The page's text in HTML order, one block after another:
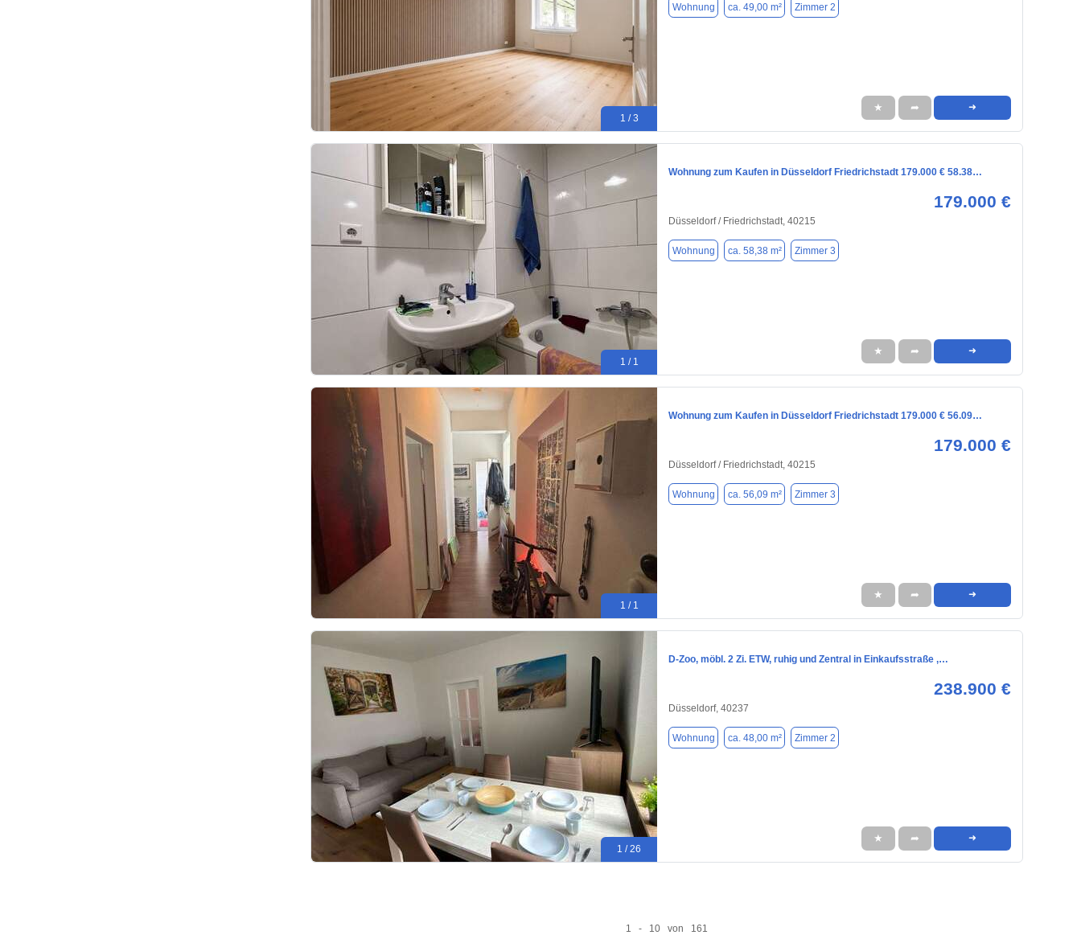
1 / 3
Wohnung ca. 49,00 m² Zimmer 2
★ ➦ ➜
1 / 1
Wohnung zum Kaufen in Düsseldorf Friedrichstadt 179.000 € 58.38…
179.000 €
Düsseldorf / Friedrichstadt, 40215
Wohnung ca. 58,38 m² Zimmer 3
★ ➦ ➜
1 / 1
Wohnung zum Kaufen in Düsseldorf Friedrichstadt 179.000 € 56.09…
179.000 €
Düsseldorf / Friedrichstadt, 40215
Wohnung ca. 56,09 m² Zimmer 3
★ ➦ ➜
1 / 26
D-Zoo, möbl. 2 Zi. ETW, ruhig und Zentral in Einkaufsstraße ,…
238.900 €
Düsseldorf, 40237
Wohnung ca. 48,00 m² Zimmer 2
★ ➦ ➜
1 - 10 von 161